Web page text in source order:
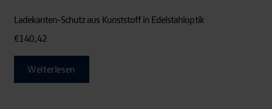
Ladekanten-Schutz aus Kunststoff in Edelstahloptik
€140,42
Weiterlesen